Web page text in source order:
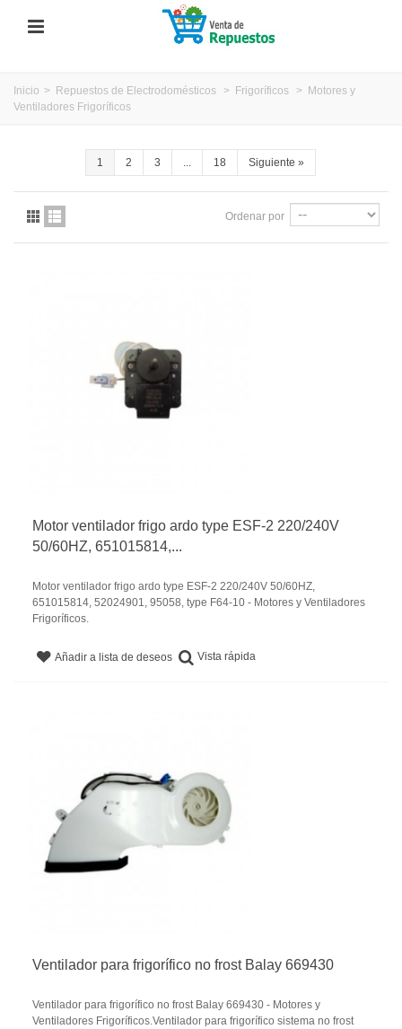
Inicio > Repuestos de Electrodomésticos > Frigoríficos > Motores y
Ventiladores Frigoríficos
1 2 3 ... 18 Siguiente »
Ordenar por
Motor ventilador frigo ardo type ESF-2 220/240V
50/60HZ, 651015814,...
Motor ventilador frigo ardo type ESF-2 220/240V 50/60HZ,
651015814, 52024901, 95058, type F64-10 - Motores y Ventiladores
Frigoríficos.
Añadir a lista de deseos Vista rápida
Ventilador para frigorífico no frost Balay 669430
Ventilador para frigorífico no frost Balay 669430 - Motores y
Ventiladores Frigoríficos.Ventilador para frigorífico sistema no frost